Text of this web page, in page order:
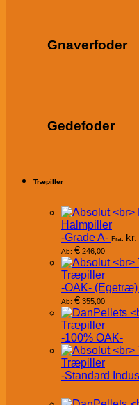
Gnaverfoder
Gedefoder
Træpiller
Halmpiller
-Grade A- Fra: kr.
Ab: € 246,00
Træpiller
-OAK- (Egetræ)
Ab: € 355,00
Træpiller
-100% OAK-
Træpiller
-Standard